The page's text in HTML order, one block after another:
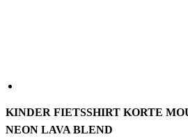
KINDER FIETSSHIRT KORTE
NEON LAVA BLEND